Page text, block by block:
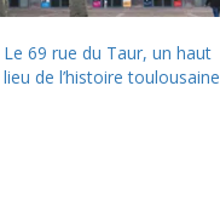
Le 69 rue du Taur, un haut
lieu de l’histoire toulousaine